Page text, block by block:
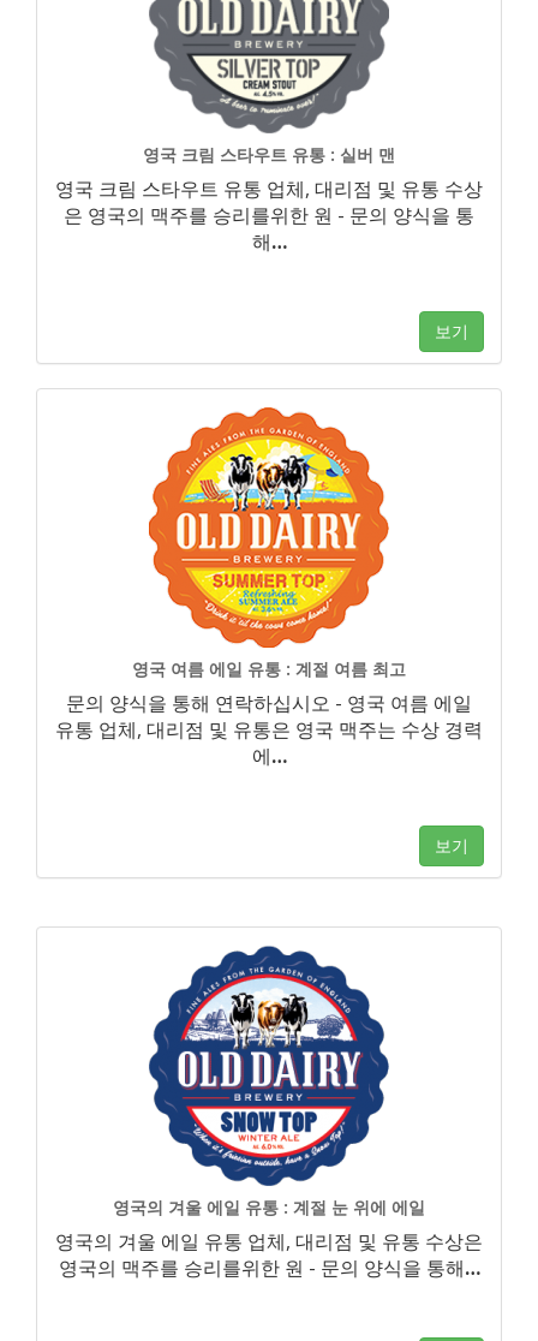
영국 크림 스타우트 유통 : 실버 맨
영국 크림 스타우트 유통 업체, 대리점 및 유통 수상
은 영국의 맥주를 승리를위한 원 - 문의 양식을 통
해…
보기
영국 여름 에일 유통 : 계절 여름 최고
문의 양식을 통해 연락하십시오 - 영국 여름 에일
유통 업체, 대리점 및 유통은 영국 맥주는 수상 경력
에…
보기
영국의 겨울 에일 유통 : 계절 눈 위에 에일
영국의 겨울 에일 유통 업체, 대리점 및 유통 수상은
영국의 맥주를 승리를위한 원 - 문의 양식을 통해…